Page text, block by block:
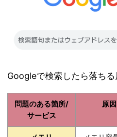
Googleで検索したら落ちる
問題のある箇所/
サービス
原因